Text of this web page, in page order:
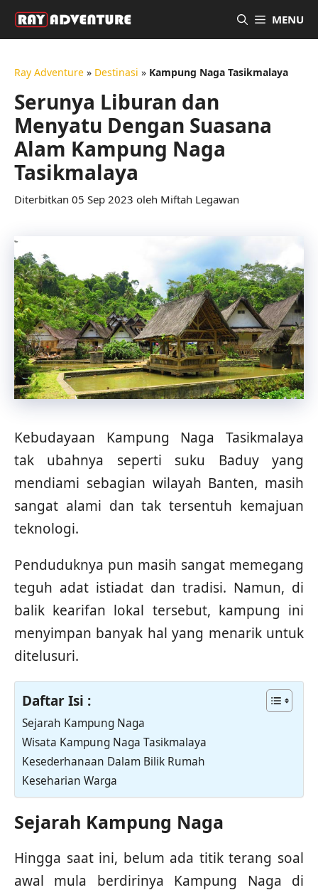
Langsung
MENU
Ray Adventure » Destinasi » Kampung Naga Tasikmalaya
Serunya Liburan dan
Menyatu Dengan Suasana
Alam Kampung Naga
Tasikmalaya
05 Sep 2023 oleh Miftah Legawan
Kebudayaan Kampung Naga Tasikmalaya
tak ubahnya seperti suku Baduy yang
mendiami sebagian wilayah Banten, masih
sangat alami dan tak tersentuh kemajuan
teknologi.
Penduduknya pun masih sangat memegang
teguh adat istiadat dan tradisi. Namun, di
balik kearifan lokal tersebut, kampung ini
menyimpan banyak hal yang menarik untuk
ditelusuri.
Daftar Isi :
Sejarah Kampung Naga
Wisata Kampung Naga Tasikmalaya
Kesederhanaan Dalam Bilik Rumah
Keseharian Warga
Sejarah Kampung Naga
Hingga saat ini, belum ada titik terang soal
awal mula berdirinya Kampung Naga di